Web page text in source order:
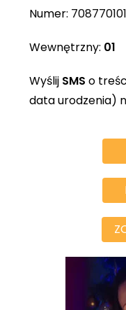
Numer: 708770101
Wewnętrzny: 01
Wyślij SMS o
data urodzenia)